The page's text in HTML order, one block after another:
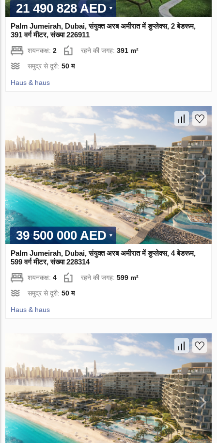
21 490 828 AED
Palm Jumeirah, Dubai, संयुक्त अरब अमीरात में डुप्लेक्स, 2 बेडरूम,
391 वर्ग मीटर, संख्या 226911
शयनकक्ष:2 रहने की जगह:391 m²
समुद्र से दूरी:50 म
Haus & haus
39 500 000 AED
Palm Jumeirah, Dubai, संयुक्त अरब अमीरात में डुप्लेक्स, 4 बेडरूम,
599 वर्ग मीटर, संख्या 228314
शयनकक्ष:4 रहने की जगह:599 m²
समुद्र से दूरी:50 म
Haus & haus